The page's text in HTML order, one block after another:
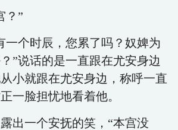
？”
一个时辰，您累了吗？奴婢为
”说话的是一直跟在尤安身边
小就跟在尤安身边，称呼一直
一脸担忧地看着他。
出一个安抚的笑，“本宫没